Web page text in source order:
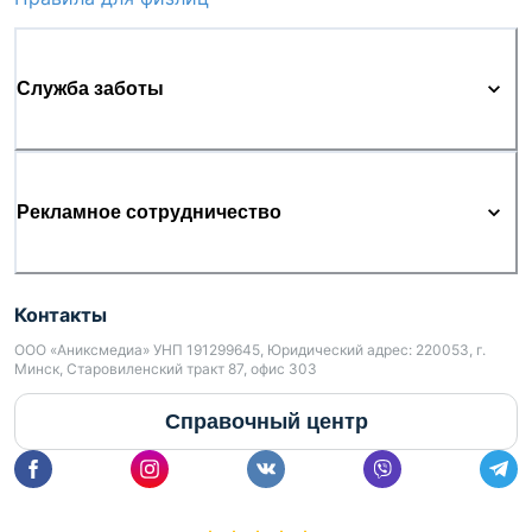
Служба заботы
Рекламное сотрудничество
Контакты
ООО «Аниксмедиа» УНП 191299645, Юридический адрес: 220053, г.
Минск, Старовиленский тракт 87, офис 303
Справочный центр